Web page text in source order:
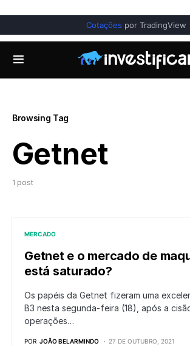
Cotações por TradingView
Browsing Tag
Getnet
1 post
MERCADO
Getnet e o mercado de
está saturado?
Os papéis da Getnet fizeram uma
B3 nesta segunda-feira (18), após a
operações…
POR JOÃO BELARMINDO
27 DE OUTUBRO, 2021